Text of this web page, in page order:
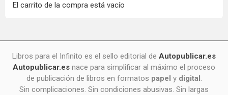
El carrito de la compra está vacío
Libros para el Infinito es el sello editorial de Autopublicar.es
Autopublicar.es nace para simplificar al máximo el proceso
de publicación de libros en formatos papel y digital .
Sin complicaciones. Sin condiciones abusivas. Sin largas